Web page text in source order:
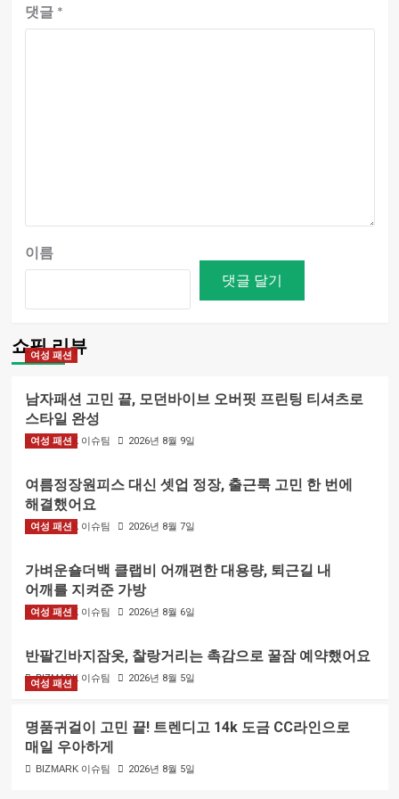
댓글 *
이름
쇼핑 리뷰
여성 패션
남자패션 고민 끝, 모던바이브 오버핏 프린팅 티셔츠로
스타일 완성
BIZMARK 이슈팀 2026년 8월 9일
여성 패션
여름정장원피스 대신 셋업 정장, 출근룩 고민 한 번에
해결했어요
BIZMARK 이슈팀 2026년 8월 7일
여성 패션
가벼운숄더백 클랩비 어깨편한 대용량, 퇴근길 내
어깨를 지켜준 가방
BIZMARK 이슈팀 2026년 8월 6일
여성 패션
반팔긴바지잠옷, 찰랑거리는 촉감으로 꿀잠 예약했어요
BIZMARK 이슈팀 2026년 8월 5일
여성 패션
명품귀걸이 고민 끝! 트렌디고 14k 도금 CC라인으로
매일 우아하게
BIZMARK 이슈팀 2026년 8월 5일